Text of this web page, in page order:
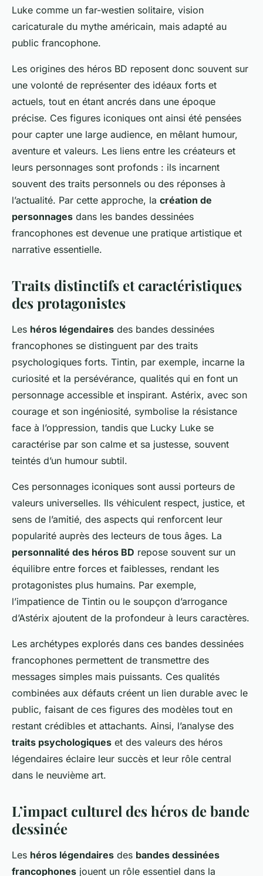
Luke comme un far-westien solitaire, vision
caricaturale du mythe américain, mais adapté au
public francophone.
Les origines des héros BD reposent donc souvent sur
une volonté de représenter des idéaux forts et
actuels, tout en étant ancrés dans une époque
précise. Ces figures iconiques ont ainsi été pensées
pour capter une large audience, en mêlant humour,
aventure et valeurs. Les liens entre les créateurs et
leurs personnages sont profonds : ils incarnent
souvent des traits personnels ou des réponses à
l’actualité. Par cette approche, la création de
personnages dans les bandes dessinées
francophones est devenue une pratique artistique et
narrative essentielle.
Traits distinctifs et caractéristiques
des protagonistes
Les héros légendaires des bandes dessinées
francophones se distinguent par des traits
psychologiques forts. Tintin, par exemple, incarne la
curiosité et la persévérance, qualités qui en font un
personnage accessible et inspirant. Astérix, avec son
courage et son ingéniosité, symbolise la résistance
face à l’oppression, tandis que Lucky Luke se
caractérise par son calme et sa justesse, souvent
teintés d’un humour subtil.
Ces personnages iconiques sont aussi porteurs de
valeurs universelles. Ils véhiculent respect, justice, et
sens de l’amitié, des aspects qui renforcent leur
popularité auprès des lecteurs de tous âges. La
personnalité des héros BD repose souvent sur un
équilibre entre forces et faiblesses, rendant les
protagonistes plus humains. Par exemple,
l’impatience de Tintin ou le soupçon d’arrogance
d’Astérix ajoutent de la profondeur à leurs caractères.
Les archétypes explorés dans ces bandes dessinées
francophones permettent de transmettre des
messages simples mais puissants. Ces qualités
combinées aux défauts créent un lien durable avec le
public, faisant de ces figures des modèles tout en
restant crédibles et attachants. Ainsi, l’analyse des
traits psychologiques et des valeurs des héros
légendaires éclaire leur succès et leur rôle central
dans le neuvième art.
L’impact culturel des héros de bande
dessinée
Les héros légendaires des bandes dessinées
francophones jouent un rôle essentiel dans la